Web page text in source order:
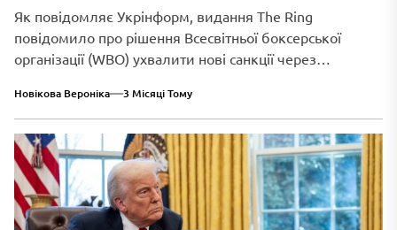
Як повідомляє Укрінформ, видання The Ring
повідомило про рішення Всесвітньої боксерської
організації (WBO) ухвалити нові санкції через
Новікова Вероніка 3 Місяці Тому